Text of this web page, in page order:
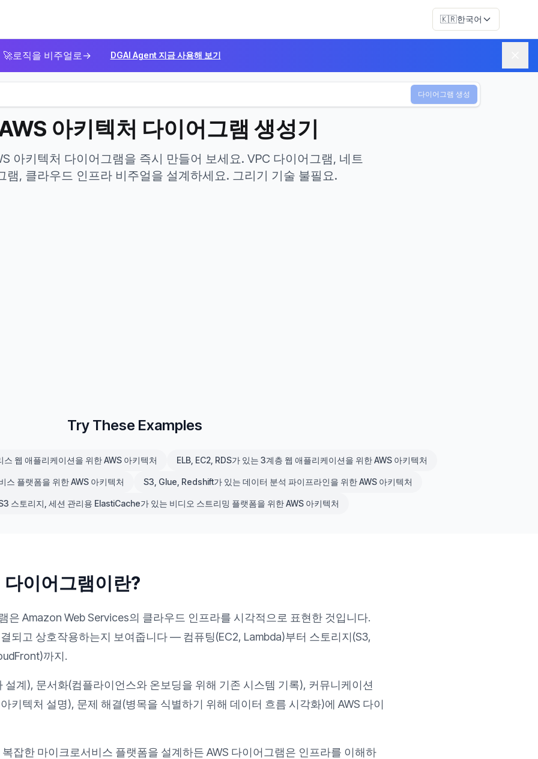
🇰🇷한국어
🚀로직을 비주얼로→ DGAI Agent 지금 사용해 보기
다이어그램 생성
아키텍처 다이어그램 생성기
아키텍처 다이어그램을 즉시 만들어 보세요. VPC 다이어그램, 네트
램, 클라우드 인프라 비주얼을 설계하세요. 그리기 기술 불필요.
Try These Examples
웹 애플리케이션을 위한 AWS 아키텍처 ELB, EC2, RDS가 있는 3계층 웹 애플리케이션을 위한 AWS 아키텍처
플랫폼을 위한 AWS 아키텍처 S3, Glue, Redshift가 있는 데이터 분석 파이프라인을 위한 AWS 아키텍처
스토리지, 세션 관리용 ElastiCache가 있는 비디오 스트리밍 플랫폼을 위한 AWS 아키텍처
이어그램이란?
은 Amazon Web Services의 클라우드 인프라를 시각적으로 표현한 것입니다.
되고 상호작용하는지 보여줍니다 — 컴퓨팅(EC2, Lambda)부터 스토리지(S3,
까지.
설계), 문서화(컴플라이언스와 온보딩을 위해 기존 시스템 기록), 커뮤니케이션
키텍처 설명), 문제 해결(병목을 식별하기 위해 데이터 흐름 시각화)에 AWS 다이
잡한 마이크로서비스 플랫폼을 설계하든 AWS 다이어그램은 인프라를 이해하